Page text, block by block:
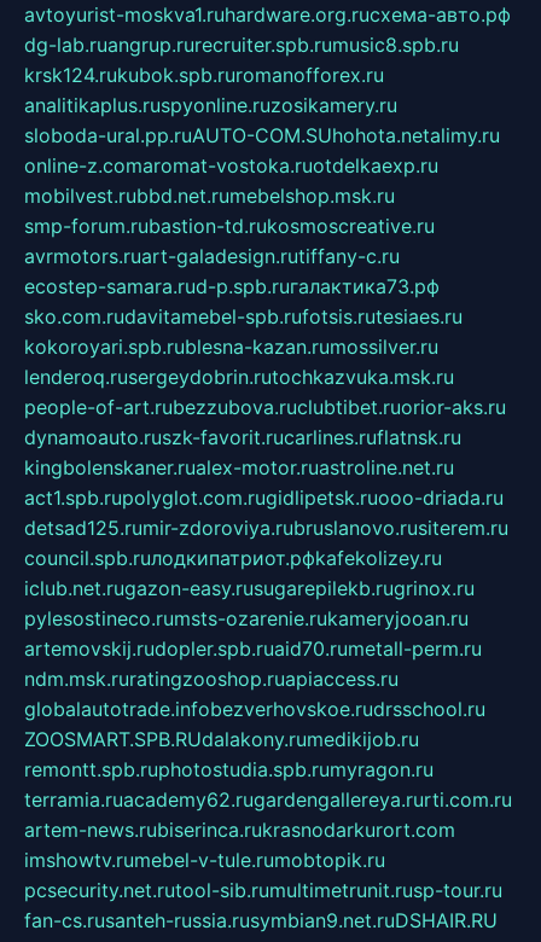
avtoyurist-moskva1.ruhardware.org.ruсхема-авто.рф
dg-lab.ruangrup.rurecruiter.spb.rumusic8.spb.ru
krsk124.rukubok.spb.ruromanofforex.ru
analitikaplus.ruspyonline.ruzosikamery.ru
sloboda-ural.pp.ruAUTO-COM.SUhohota.netalimy.ru
online-z.comaromat-vostoka.ruotdelkaexp.ru
mobilvest.rubbd.net.rumebelshop.msk.ru
smp-forum.rubastion-td.rukosmoscreative.ru
avrmotors.ruart-galadesign.rutiffany-c.ru
ecostep-samara.rud-p.spb.ruгалактика73.рф
sko.com.rudavitamebel-spb.rufotsis.rutesiaes.ru
kokoroyari.spb.rublesna-kazan.rumossilver.ru
lenderoq.rusergeydobrin.rutochkazvuka.msk.ru
people-of-art.rubezzubova.ruclubtibet.ruorior-aks.ru
dynamoauto.ruszk-favorit.rucarlines.ruflatnsk.ru
kingbolenskaner.rualex-motor.ruastroline.net.ru
act1.spb.rupolyglot.com.rugidlipetsk.ruooo-driada.ru
detsad125.rumir-zdoroviya.rubruslanovo.rusiterem.ru
council.spb.ruлодкипатриот.рфkafekolizey.ru
iclub.net.rugazon-easy.rusugarepilekb.rugrinox.ru
pylesostineco.rumsts-ozarenie.rukameryjooan.ru
artemovskij.rudopler.spb.ruaid70.rumetall-perm.ru
ndm.msk.ruratingzooshop.ruapiaccess.ru
globalautotrade.infobezverhovskoe.rudrsschool.ru
ZOOSMART.SPB.RUdalakony.rumedikijob.ru
remontt.spb.ruphotostudia.spb.rumyragon.ru
terramia.ruacademy62.rugardengallereya.rurti.com.ru
artem-news.rubiserinca.rukrasnodarkurort.com
imshowtv.rumebel-v-tule.rumobtopik.ru
pcsecurity.net.rutool-sib.rumultimetrunit.rusp-tour.ru
fan-cs.rusanteh-russia.rusymbian9.net.ruDSHAIR.RU